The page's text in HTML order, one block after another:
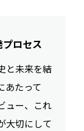
プロセス
と未来を結
あたって
ュー、これ
大切にして